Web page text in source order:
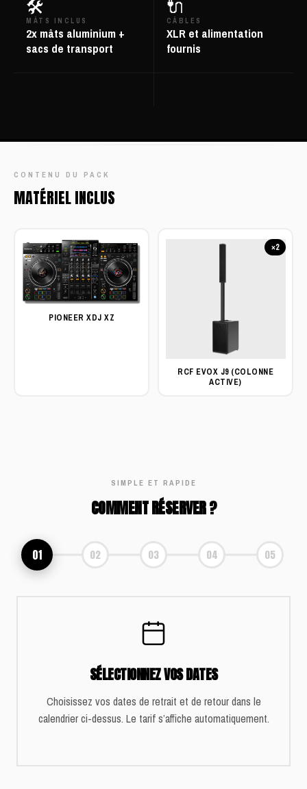
🛠️
MÂTS INCLUS
2x mâts aluminium +
sacs de transport
🔌
CÂBLES
XLR et alimentation
fournis
CONTENU DU PACK
MATÉRIEL INCLUS
PIONEER XDJ XZ
×2
RCF EVOX J9 (COLONNE
ACTIVE)
SIMPLE ET RAPIDE
COMMENT RÉSERVER ?
01 02 03 04 05
SÉLECTIONNEZ VOS DATES
Choisissez vos dates de retrait et de retour dans le
calendrier ci-dessus. Le tarif s’affiche automatiquement.